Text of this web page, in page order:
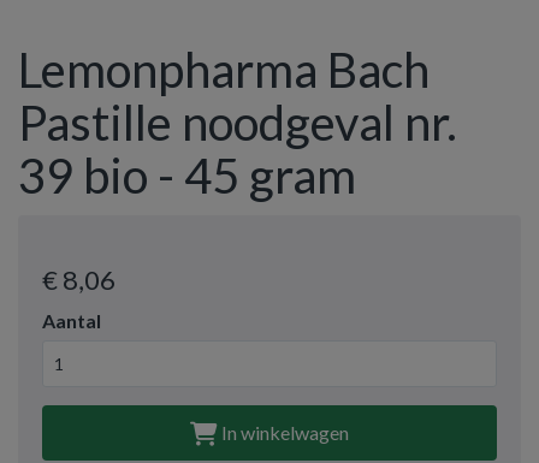
Lemonpharma Bach
Pastille noodgeval nr.
39 bio - 45 gram
€ 8,06
Aantal
In winkelwagen